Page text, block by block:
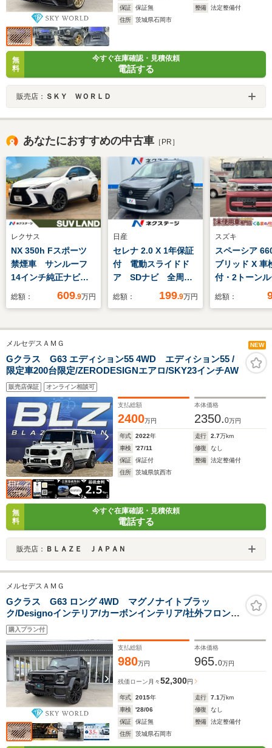
保証
保証無 整備
法定整備付
住所
茨城県石岡市
無
料
今すぐ在庫確認・見積依頼
電話する
販売店： ＳＫＹ ＷＯＲＬＤ
あなたにおすすめの中古車 ［PR］
レクサス
NX 350h Fスポーツ
禁煙車 サンルーフ
14インチ純正ナビ
全周囲カメラ プリク
動リアゲート レザー
シート 前席シートエ
アコン コーナーセン
サー スマートキー
ETC2.0
総額： 609.9万円
日産
セレナ 2.0 X 1年保証
付 電動スライドド
ア SDナビ 全周囲
カメラ 衝突被害軽減
ナーセンサー スマー
ビルトインETC 純正
16インチアルミ
総額： 199.9万円
スズキ
スペーシア
ブリッド X 車
付・2トーン
ルーフレール
ラレコ前・バ
ラ・シートヒ
総額：
メルセデスＡＭＧ NEW
Gクラス G63 エディション55 4WD エディション55 /
限定車200台限定/ZERODESIGNエアロ/SKY23インチAW
販売店保証 オンライン相談可
支払総額
2400万円
本体価格
2350.0万円
年式 2022年 走行 2.7万km
車検
'27/11 修復
なし
保証
保証付 整備
法定整備付
住所
茨城県筑西市
無
料
今すぐ在庫確認・見積依頼
電話する
販売店： ＢＬＡＺＥ ＪＡＰＡＮ
メルセデスＡＭＧ
Gクラス G63 ロング 4WD マグノナイトブラッ
ク/Designoインテリア/カーボンインテリア/社外フロント
リップ/Capristo可変マフラー/SKY FALL FORGED23イ
ンチAW /各所ブラックアウト
購入プラン付
支払総額
980万円
本体価格
965.0万円
残価ローン 月々52,300円
年式 2015年 走行 7.1万km
車検
'28/06 修復
なし
保証
保証無 整備
法定整備付
住所
茨城県石岡市